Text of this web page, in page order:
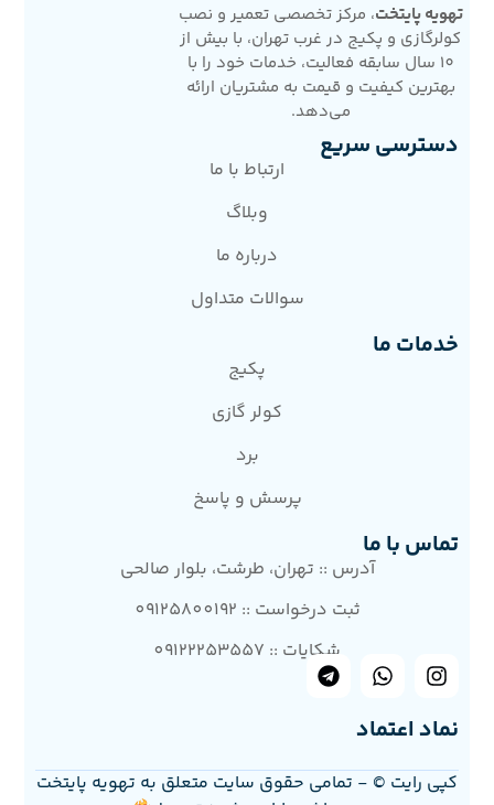
تهویه پایتخت، مرکز تخصصی تعمیر و نصب
کولرگازی و پکیج در غرب تهران، با بیش از
10 سال سابقه فعالیت، خدمات خود را با
بهترین کیفیت و قیمت به مشتریان ارائه
می‌دهد.
دسترسی سریع
ارتباط با ما
وبلاگ
درباره ما
سوالات متداول
خدمات ما
پکیج
کولر گازی
برد
پرسش و پاسخ
تماس با ما
آدرس :: تهران، طرشت، بلوار صالحی
ثبت درخواست :: 09125800192
شکایات :: 09122253557
نماد اعتماد
کپی رایت © - تمامی حقوق سایت متعلق به تهویه پایتخت